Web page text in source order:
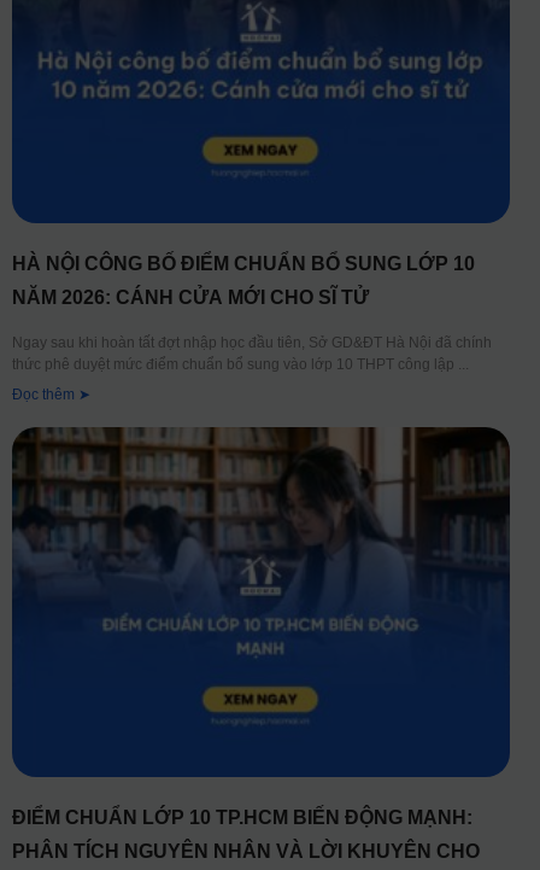
HÀ NỘI CÔNG BỐ ĐIỂM CHUẨN BỔ SUNG LỚP 10
NĂM 2026: CÁNH CỬA MỚI CHO SĨ TỬ
Ngay sau khi hoàn tất đợt nhập học đầu tiên, Sở GD&ĐT Hà Nội đã chính
thức phê duyệt mức điểm chuẩn bổ sung vào lớp 10 THPT công lập
Đọc thêm ➤
ĐIỂM CHUẨN LỚP 10 TP.HCM BIẾN ĐỘNG MẠNH:
PHÂN TÍCH NGUYÊN NHÂN VÀ LỜI KHUYÊN CHO